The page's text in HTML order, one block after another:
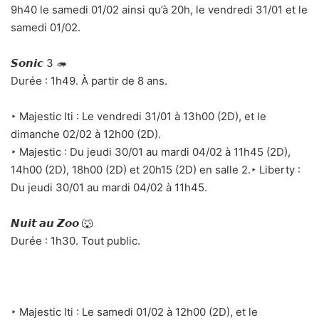
9h40 le samedi 01/02 ainsi qu’à 20h, le vendredi 31/01 et le
samedi 01/02.
𝙎𝙤𝙣𝙞𝙘 3 🦔
Durée : 1h49. À partir de 8 ans.
‣ Majestic Iti : Le vendredi 31/01 à 13h00 (2D), et le
dimanche 02/02 à 12h00 (2D).
‣ Majestic : Du jeudi 30/01 au mardi 04/02 à 11h45 (2D),
14h00 (2D), 18h00 (2D) et 20h15 (2D) en salle 2.‣ Liberty :
Du jeudi 30/01 au mardi 04/02 à 11h45.
𝙉𝙪𝙞𝙩 𝙖𝙪 𝙕𝙤𝙤 🐺
Durée : 1h30. Tout public.
‣ Majestic Iti : Le samedi 01/02 à 12h00 (2D), et le